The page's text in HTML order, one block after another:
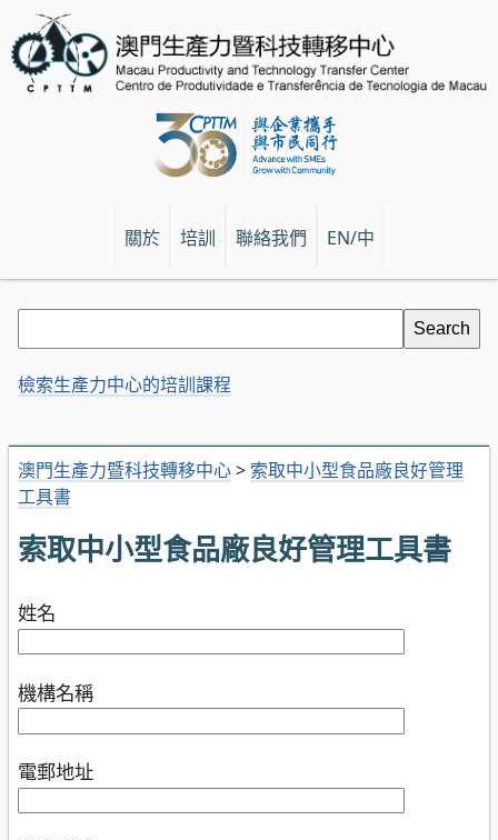
關於 培訓 聯絡我們 EN/中
澳門生產力暨科技轉移中心> 索取中小型食品廠良好管理
工具書
索取中小型食品廠良好管理工具書
姓名
機構名稱
電郵地址
檢索生產力中心的培訓課程